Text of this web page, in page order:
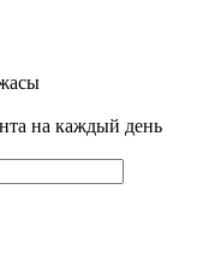
на каждый день